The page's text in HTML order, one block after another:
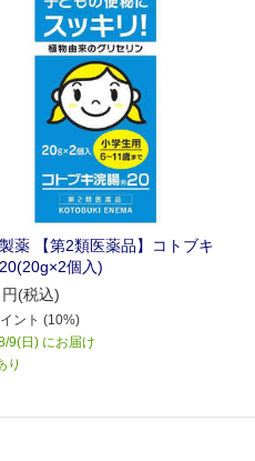
薬 【第2類医薬品】コトブキ
個入)
円(税込)
ント (10%)
9(日) にお届け
り